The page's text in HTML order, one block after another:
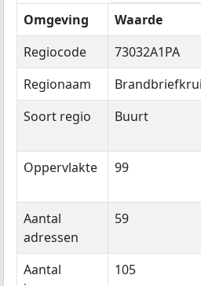
Omgeving
Waarde
Regiocode
73032A1PA
Regionaam
Soort regio
Buurt
Oppervlakte 99
Aantal
adressen
59
Aantal
105